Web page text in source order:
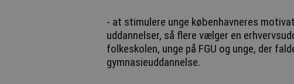
- at stimulere unge københavneres
uddannelser, så flere vælger en
folkeskolen, unge på FGU og unge, der
gymnasieuddannelse.